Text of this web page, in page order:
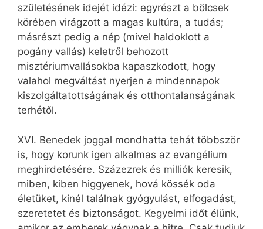
születésének idejét idézi: egyrészt a bölcsek
körében virágzott a magas kultúra, a tudás;
másrészt pedig a nép (mivel haldoklott a
pogány vallás) keletről behozott
misztériumvallásokba kapaszkodott, hogy
valahol megváltást nyerjen a mindennapok
kiszolgáltatottságának és otthontalanságának
terhétől.
XVI. Benedek joggal mondhatta tehát többször
is, hogy korunk igen alkalmas az evangélium
meghirdetésére. Százezrek és milliók keresik,
miben, kiben higgyenek, hová kössék oda
életüket, kinél találnak gyógyulást, elfogadást,
szeretetet és biztonságot. Kegyelmi időt élünk,